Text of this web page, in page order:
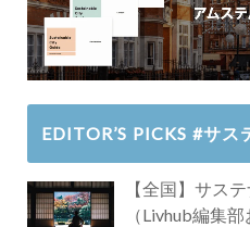
EDITOR’S PICKS #サス
【全国】サス
（Livhub編集部